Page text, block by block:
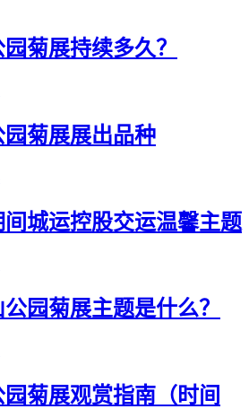
菊展持续多久？
园菊展展出品种
间城运控股交运温馨主题
园菊展主题是什么？
菊展观赏指南（时间